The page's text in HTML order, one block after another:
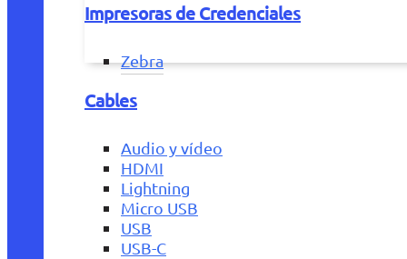
Impresoras de Credenciales
Zebra
Cables
Audio y vídeo
HDMI
Lightning
Micro USB
USB
USB-C